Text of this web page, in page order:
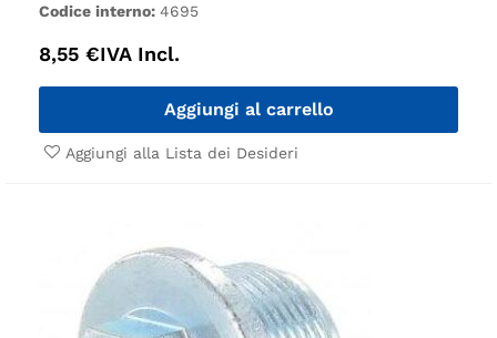
Codice interno: 4695
8,55 €IVA Incl.
Aggiungi al carrello
Aggiungi alla Lista dei Desideri